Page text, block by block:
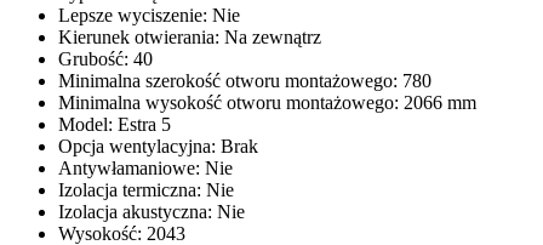
Lepsze wyciszenie: Nie
Kierunek otwierania: Na zewnątrz
Grubość: 40
Minimalna szerokość otworu montażowego: 780
Minimalna wysokość otworu montażowego: 2066 mm
Model: Estra 5
Opcja wentylacyjna: Brak
Antywłamaniowe: Nie
Izolacja termiczna: Nie
Izolacja akustyczna: Nie
Wysokość: 2043